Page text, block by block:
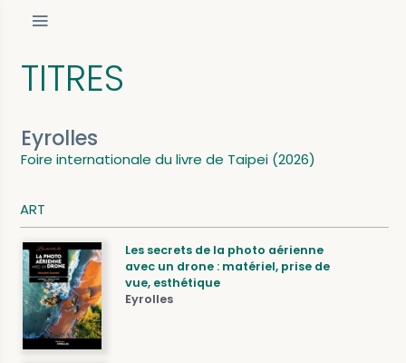
TITRES
Eyrolles
Foire internationale du livre de Taipei (2026)
ART
Les secrets de la photo aérienne
avec un drone : matériel, prise de
vue, esthétique
Eyrolles